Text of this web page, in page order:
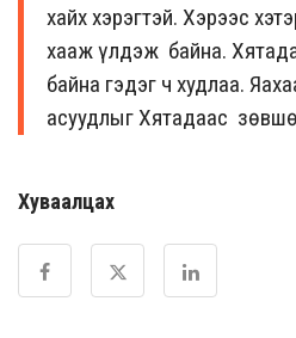
хайх хэрэгтэй. Хэрээс
хааж үлдэж байна.
байна гэдэг ч худлаа.
асуудлыг Хятадаас
Хуваалцах